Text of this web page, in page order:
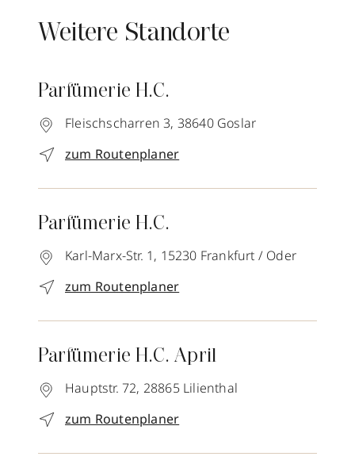
Weitere Standorte
Parfümerie H.C.
Fleischscharren 3, 38640 Goslar
zum Routenplaner
Parfümerie H.C.
Karl-Marx-Str. 1, 15230 Frankfurt / Oder
zum Routenplaner
Parfümerie H.C. April
Hauptstr. 72, 28865 Lilienthal
zum Routenplaner